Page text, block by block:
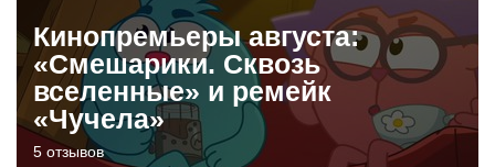
Кинопремьеры августа:
«Смешарики. Сквозь
вселенные» и ремейк
«Чучела»
5 отзывов